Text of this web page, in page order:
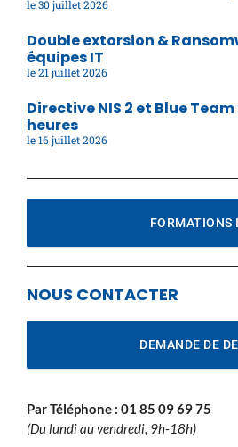
30 juillet 2026
Double extorsion &
équipes IT
21 juillet 2026
Directive NIS 2 et Blue Team
heures
16 juillet 2026
FORMATIONS
NOUS CONTACTER
DEMANDE DE
Par Téléphone : 01 85 09 69 75
(Du lundi au vendredi, 9h-18h)